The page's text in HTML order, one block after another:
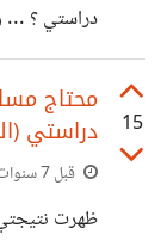
دراستي ؟ ...
لا يعني
بعض المواقع
الحياة
الانسان
التي يجنيها
15
محتاج
دراستي
قبل 7 سنوات
ظهرت